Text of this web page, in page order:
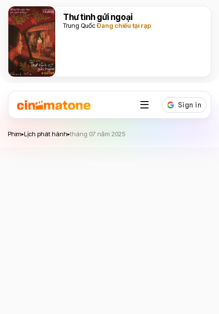
Thư tình gửi ngoại
Trung QuốcĐang chiếu tại rạp
Phim▸Lịch phát hành▸tháng 07 năm 2025